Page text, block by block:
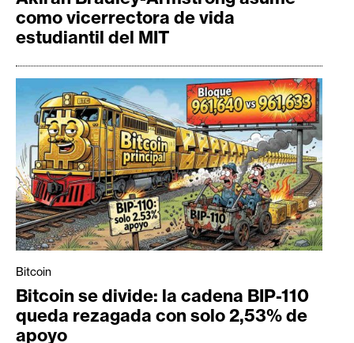
como vicerrectora de vida
estudiantil del MIT
Bitcoin
Bitcoin se divide: la cadena BIP-110
queda rezagada con solo 2,53% de
apoyo